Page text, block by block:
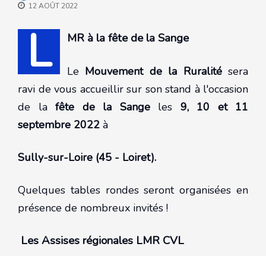
12 AOÛT 2022
L MR à la fête de la Sange
Le Mouvement de la Ruralitésera
ravi de vous accueillir sur son stand à l'occasion
de la fête de la Sangeles 9, 10 et 11
septembre 2022 à
Sully-sur-Loire (45 - Loiret).
Quelques tables rondes seront organisées en
présence de nombreux invités !
Les Assises régionales LMR CVL